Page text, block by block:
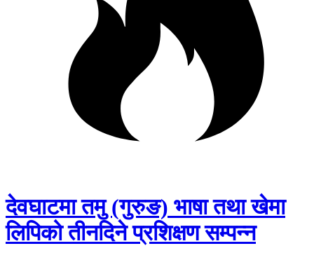
देवघाटमा तमु (गुरुङ) भाषा तथा खेमा
लिपिको तीनदिने प्रशिक्षण सम्पन्न